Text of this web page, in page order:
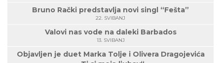
Bruno Rački predstavlja novi singl “Fešta”
22. SVIBANJ
Valovi nas vode na daleki Barbados
13. SVIBANJ
Objavljen je duet Marka Tolje i Olivera Dragojevića